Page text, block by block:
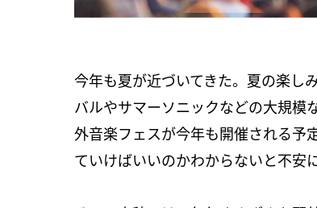
今年も夏が近づいてきた。夏の楽し
バルやサマーソニックなどの大規模
外音楽フェスが今年も開催される予
ていけばいいのかわからないと不安